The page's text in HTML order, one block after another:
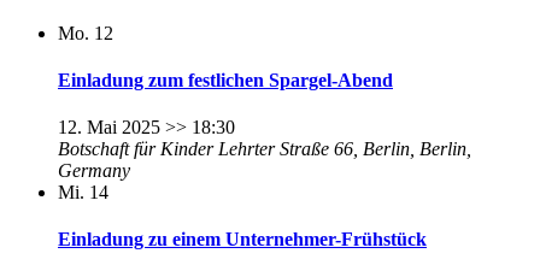
Mo. 12
Einladung zum festlichen Spargel-Abend
12. Mai 2025 >> 18:30
Botschaft für Kinder Lehrter Straße 66, Berlin, Berlin,
Germany
Mi. 14
Einladung zu einem Unternehmer-Frühstück